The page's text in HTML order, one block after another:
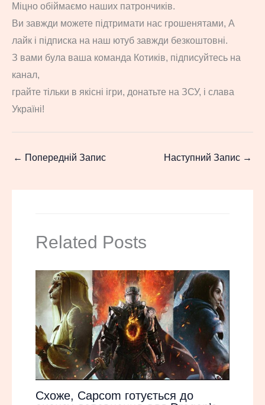
Міцно обіймаємо наших патрончиків.
Ви завжди можете підтримати нас грошенятами, А
лайк і підписка на наш ютуб завжди безкоштовні.
З вами була ваша команда Котиків, підписуйтесь на
канал,
грайте тільки в якісні ігри, донатьте на ЗСУ, і слава
Україні!
← Попередній Запис Наступний Запис →
Related Posts
Схоже, Capcom готується до